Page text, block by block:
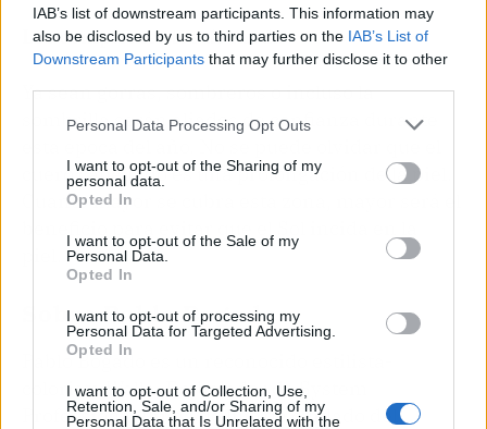
IAB’s list of downstream participants. This information may
also be disclosed by us to third parties on the IAB’s List of
Downstream Participants that may further disclose it to other
Personal Data Processing Opt Outs
I want to opt-out of the Sharing of my
personal data.
Opted In
I want to opt-out of the Sale of my
Personal Data.
Opted In
I want to opt-out of processing my
Personal Data for Targeted Advertising.
Opted In
I want to opt-out of Collection, Use,
Retention, Sale, and/or Sharing of my
Personal Data that Is Unrelated with the
Los complementos de moda
Ya sean gorras, sombreros o incluso la
sombrilla serán aliados de confianza durante
cuero cabelludo es una prolongación de la piel.
Cuanto mayor se cubra esta zona, mayor será el
Sobre Pablo Bogado
Pablo Bogado es un reconocido estilista-
colorista Wella, Embajador de System
Professional (línea de lujo de cuidado del